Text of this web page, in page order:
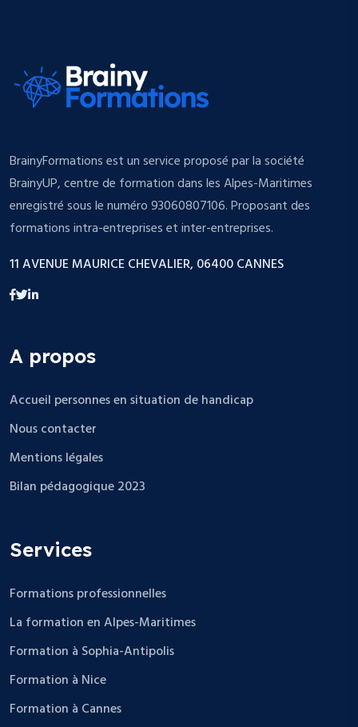
BrainyFormations est un service proposé par la société
BrainyUP, centre de formation dans les Alpes-Maritimes
enregistré sous le numéro 93060807106. Proposant des
formations intra-entreprises et inter-entreprises.
11 AVENUE MAURICE CHEVALIER, 06400 CANNES
A propos
Accueil personnes en situation de handicap
Nous contacter
Mentions légales
Bilan pédagogique 2023
Services
Formations professionnelles
La formation en Alpes-Maritimes
Formation à Sophia-Antipolis
Formation à Nice
Formation à Cannes